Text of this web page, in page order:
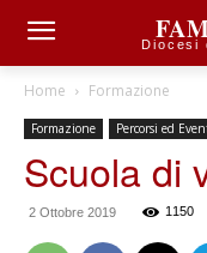
Diocesi
Home Formazione
Formazione Percorsi ed
Scuola di
2 Ottobre 2019 1150